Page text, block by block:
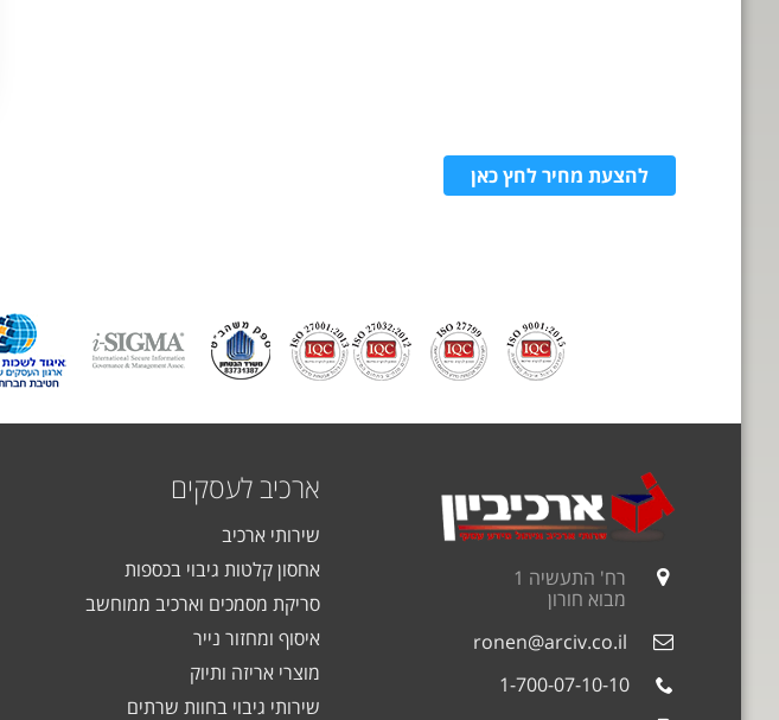
להצעת מחיר לחץ כאן
ארכיב לעסקים
שירותי ארכיב
אחסון קלטות גיבוי בכספות
סריקת מסמכים וארכיב ממוחשב
איסוף ומחזור נייר
מוצרי אריזה ותיוק
שירותי גיבוי בחוות שרתים
רח' התעשיה 1
מבוא חורון
ronen@arciv.co.il
1-700-07-10-10